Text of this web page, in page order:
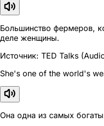
Большинство фермеров,
деле женщины.
Источник: TED Talks
She's one of the world's
Она одна из самых